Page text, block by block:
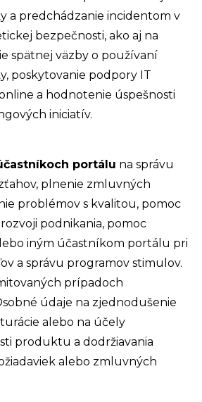
a predchádzanie incidentom v
bezpečnosti, ako aj na
spätnej väzby o používaní
poskytovanie podpory IT
a hodnotenie úspešnosti
iniciatív.
portálu na správu
plnenie zmluvných
problémov s kvalitou, pomoc
podnikania, pomoc
iným účastníkom portálu pri
a správu programov stimulov.
prípadoch
údaje na zjednodušenie
alebo na účely
produktu a dodržiavania
alebo zmluvných